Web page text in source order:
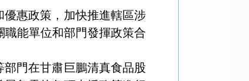
惠政策，加快推進轄區涉
能單位和部門發揮政策合
部門在甘肅巨鵬清真食品股